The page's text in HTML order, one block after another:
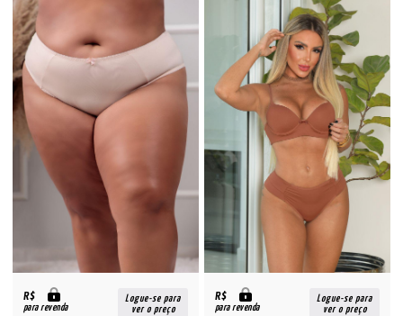
R$
para revenda
Logue-se para
ver o preço
R$
para revenda
Logue-se para
ver o preço